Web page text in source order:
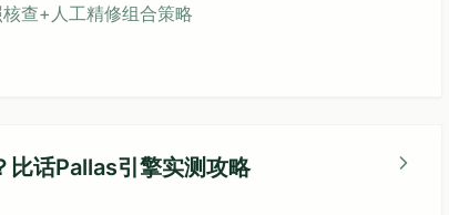
查+人工精修组合策略
话Pallas引擎实测攻略